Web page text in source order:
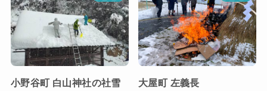
小野谷町 白山神社の社雪
大屋町 左義長